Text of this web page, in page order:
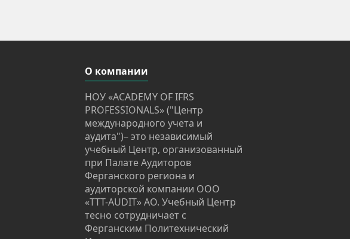
О компании
НОУ «ACADEMY OF IFRS
PROFESSIONALS» ("Центр
международного учета и
аудита")– это независимый
учебный Центр, организованный
при Палате Аудиторов
Ферганского региона и
аудиторской компании OOO
«TTT-AUDIT» АО. Учебный Центр
тесно сотрудничает с
Ферганским Политехнический